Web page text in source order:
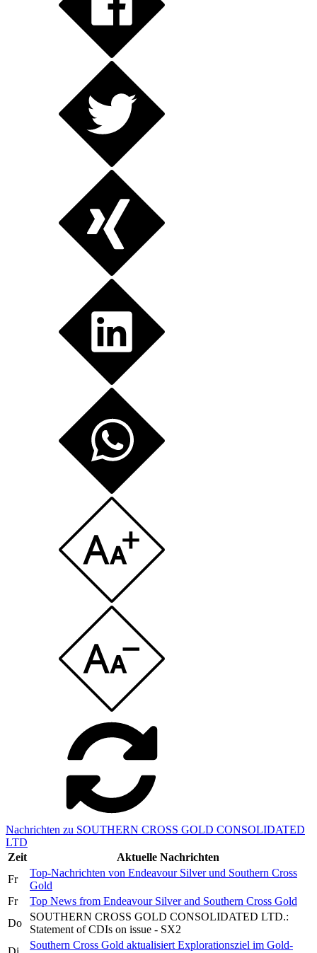
Nachrichten zu SOUTHERN CROSS GOLD CONSOLIDATED
LTD
Zeit
Aktuelle Nachrichten
Fr
Top-Nachrichten von Endeavour Silver und Southern Cross
Gold
Fr
Top News from Endeavour Silver and Southern Cross Gold
Do
SOUTHERN CROSS GOLD CONSOLIDATED LTD.:
Statement of CDIs on issue - SX2
Southern Cross Gold aktualisiert Explorationsziel im Gold-